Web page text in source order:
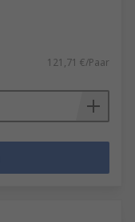
121,71 €/Paar